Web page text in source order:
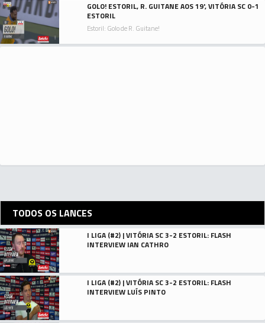
GOLO! ESTORIL, R. GUITANE AOS 19', VITÓRIA SC 0-1
ESTORIL
Estoril: Golo de R. Guitane!
TODOS OS LANCES
I LIGA (#2) | VITÓRIA SC 3-2 ESTORIL: FLASH
INTERVIEW IAN CATHRO
I LIGA (#2) | VITÓRIA SC 3-2 ESTORIL: FLASH
INTERVIEW LUÍS PINTO